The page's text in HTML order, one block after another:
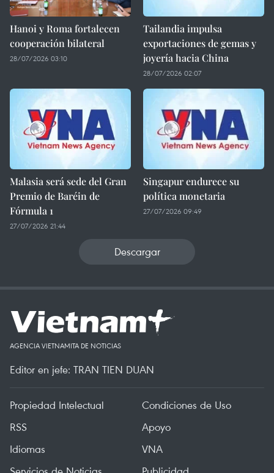
Hanoi y Roma fortalecen
cooperación bilateral
28/07/2026 03:10
Tailandia impulsa
exportaciones de gemas y
joyería hacia China
28/07/2026 02:07
Malasia será sede del Gran
Premio de Baréin de
Fórmula 1
27/07/2026 21:44
Singapur endurece su
política monetaria
27/07/2026 09:49
Descargar
AGENCIA VIETNAMITA DE NOTICIAS
Editor en jefe: TRAN TIEN DUAN
Propiedad Intelectual
Condiciones de Uso
RSS
Apoyo
Idiomas
VNA